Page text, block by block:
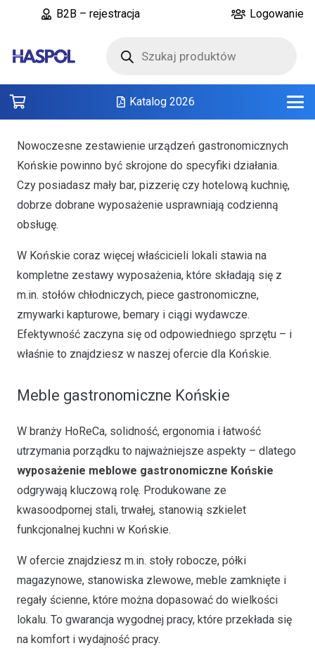
B2B – rejestracja Logowanie
produktów
Katalog 2026
Nowoczesne zestawienie urządzeń gastronomicznych
Końskie powinno być skrojone do specyfiki działania.
Czy posiadasz mały bar, pizzerię czy hotelową kuchnię,
dobrze dobrane wyposażenie usprawniają codzienną
obsługę.
W Końskie coraz więcej właścicieli lokali stawia na
kompletne zestawy wyposażenia, które składają się z
m.in. stołów chłodniczych, piece gastronomiczne,
zmywarki kapturowe, bemary i ciągi wydawcze.
Efektywność zaczyna się od odpowiedniego sprzętu – i
właśnie to znajdziesz w naszej ofercie dla Końskie.
Meble gastronomiczne Końskie
W branży HoReCa, solidność, ergonomia i łatwość
utrzymania porządku to najważniejsze aspekty – dlatego
wyposażenie meblowe gastronomiczne Końskie
odgrywają kluczową rolę. Produkowane ze
kwasoodpornej stali, trwałej, stanowią szkielet
funkcjonalnej kuchni w Końskie.
W ofercie znajdziesz m.in. stoły robocze, półki
magazynowe, stanowiska zlewowe, meble zamknięte i
regały ścienne, które można dopasować do wielkości
lokalu. To gwarancja wygodnej pracy, które przekłada się
na komfort i wydajność pracy.